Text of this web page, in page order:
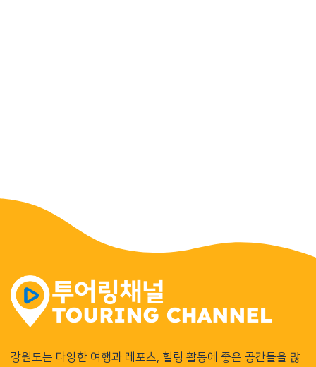
강원도는 다양한 여행과 레포츠, 힐링 활동에 좋은 공간들을 많